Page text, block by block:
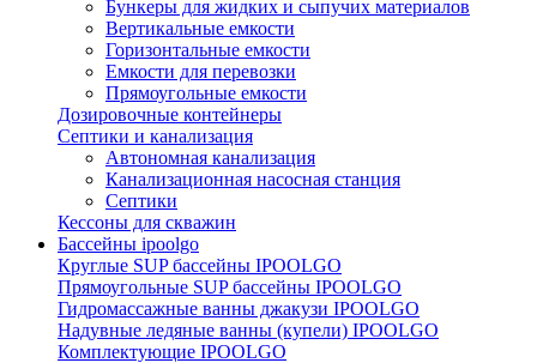
Бункеры для жидких и сыпучих материалов
Вертикальные емкости
Горизонтальные емкости
Емкости для перевозки
Прямоугольные емкости
Дозировочные контейнеры
Септики и канализация
Автономная канализация
Канализационная насосная станция
Септики
Кессоны для скважин
Бассейны ipoolgo
Круглые SUP бассейны IPOOLGO
Прямоугольные SUP бассейны IPOOLGO
Гидромассажные ванны джакузи IPOOLGO
Надувные ледяные ванны (купели) IPOOLGO
Комплектующие IPOOLGO